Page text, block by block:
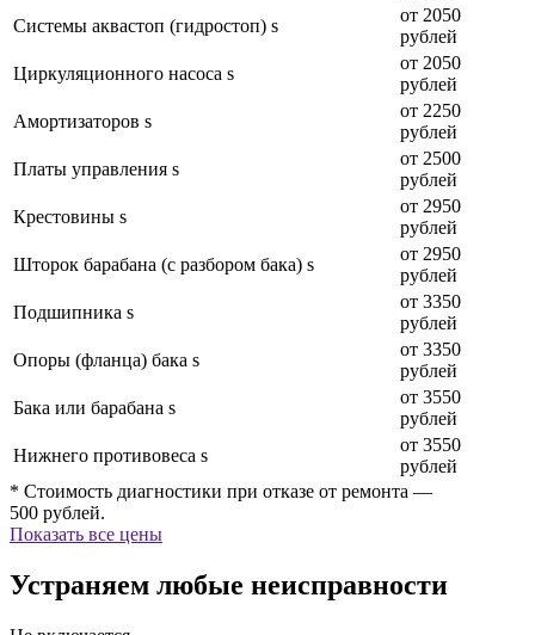
Системы аквастоп (гидростоп) s
от 2050
рублей
Циркуляционного насоса s
от 2050
рублей
Амортизаторов s
от 2250
рублей
Платы управления s
от 2500
рублей
Крестовины s
от 2950
рублей
Шторок барабана (с разбором бака) s
от 2950
рублей
Подшипника s
от 3350
рублей
Опоры (фланца) бака s
от 3350
рублей
Бака или барабана s
от 3550
рублей
Нижнего противовеса s
от 3550
рублей
* Стоимость диагностики при отказе от ремонта —
500 рублей.
Показать все цены
Устраняем любые неисправности